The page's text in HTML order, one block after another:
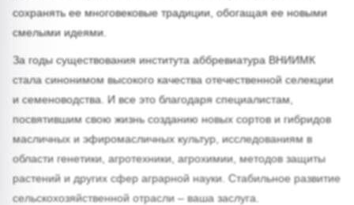
сохранять ее многовековые традиции, обогащая ее новыми
смелыми идеями.
За годы существования института аббревиатура ВНИИМК
стала синонимом высокого качества отечественной селекции
и семеноводства. И все это благодаря специалистам,
посвятившим свою жизнь созданию новых сортов и гибридов
масличных и эфиромасличных культур, исследованиям в
области генетики, агротехники, агрохимии, методов защиты
растений и других сфер аграрной науки. Стабильное развитие
сельскохозяйственной отрасли – ваша заслуга.